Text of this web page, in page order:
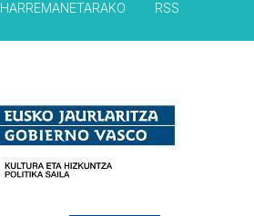
HARREMANETARAKO RSS